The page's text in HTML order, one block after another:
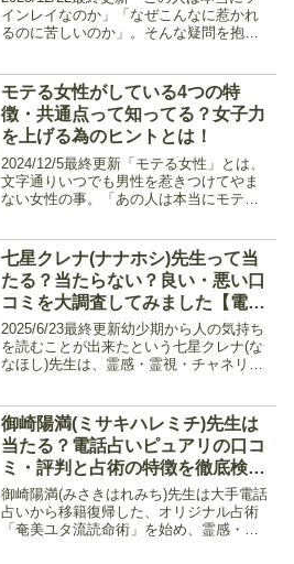
インレイなのか」「なぜこんなに惹かれ
るのに苦しいのか」。そんな疑問を抱え
鑑定とは？ツインレイ鑑定は強い霊視能
力や高次元の存...
モテる女性がしている4つの特
徴・共通点って知ってる？女子力
を上げる為のヒントとは！
2024/12/5最終更新「モテる女性」とは、
文字通りいつでも男性を惹きつけてやま
ない女性の事。「あの人は本当にモテる
そんな「モテる女性」の特徴や共通点を
ご紹介！良いと...
七星クレナ(ナナホシ)先生って当
たる？当たらない？良い・悪い口
コミを大調査してみました【電話
占いピュアリ】
2025/6/23最終更新幼少期から人の気持ち
を読むことが出来たという七星クレナ(な
なほし)先生は、霊感・霊視・チャネリン
けでなくペットの気持ちやメッセージの
鑑定も可能...
御崎陽満(ミサキハレミチ)先生は
当たる？電話占いピュアリの口コ
ミ・評判と占術の特徴を徹底検証
しました
御崎陽満(みさきはれみち)先生は大手電話
占いから移籍復帰した、オリジナル占術
「奄美ユタ流読命術」を始め、霊感・霊